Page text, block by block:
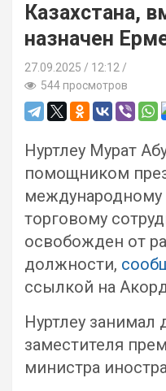
Казахстана,
назначен
27.09.2025
12:12 /
544 просмотров
Нуртлеу Мурат
помощником
торговому
освобожден от
должности,
ссылкой на
Нуртлеу занимал
заместителя
министра